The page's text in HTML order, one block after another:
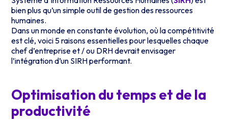
bien plus qu’un simple outil de gestion des ressources
humaines.
Dans un monde en constante évolution, où la compétitivité
est clé, voici 5 raisons essentielles pour lesquelles chaque
chef d’entreprise et / ou DRH devrait envisager
l’intégration d’un SIRH performant.
Optimisation du temps et de la
productivité